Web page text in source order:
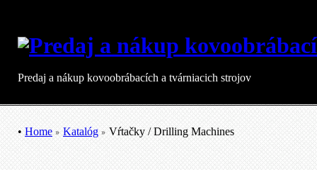
Predaj a nákup kovoobrábacích a tvárniacich strojov
•Home Katalóg Vŕtačky / Drilling Machines